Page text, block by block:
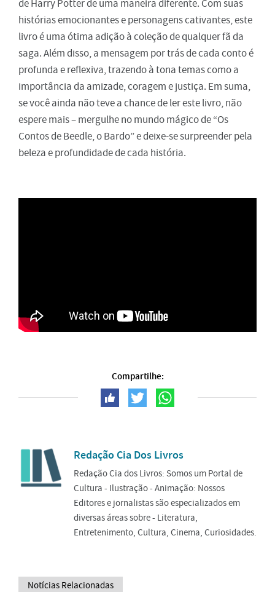
de Harry Potter de uma maneira diferente. Com suas
histórias emocionantes e personagens cativantes, este
livro é uma ótima adição à coleção de qualquer fã da
saga. Além disso, a mensagem por trás de cada conto é
profunda e reflexiva, trazendo à tona temas como a
importância da amizade, coragem e justiça. Em suma,
se você ainda não teve a chance de ler este livro, não
espere mais – mergulhe no mundo mágico de “Os
Contos de Beedle, o Bardo” e deixe-se surpreender pela
beleza e profundidade de cada história.
Compartilhe:
Redação Cia Dos Livros
Redação Cia dos Livros: Somos um Portal de
Cultura - Ilustração - Animação: Nossos
Editores e jornalistas são especializados em
diversas áreas sobre - Literatura,
Entretenimento, Cultura, Cinema, Curiosidades.
Notícias Relacionadas